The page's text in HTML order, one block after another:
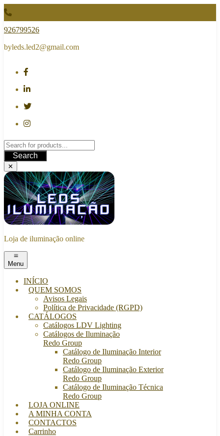
Skip
to
content
926799526
byleds.led2@gmail.com
Search
✕
Loja de iluminação online
Menu
INÍCIO
QUEM SOMOS
Avisos Legais
Política de Privacidade (RGPD)
CATÁLOGOS
Catálogos LDV Lighting
Catálogos de Iluminação
Redo Group
Catálogo de Iluminação Interior
Redo Group
Catálogo de Iluminação Exterior
Redo Group
Catálogo de Iluminação Técnica
Redo Group
LOJA ONLINE
A MINHA CONTA
CONTACTOS
Carrinho